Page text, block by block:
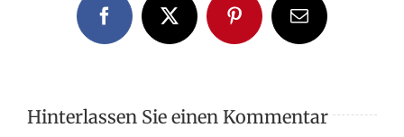
FacebookX PinterestE-
Mail
Hinterlassen Sie einen Kommentar